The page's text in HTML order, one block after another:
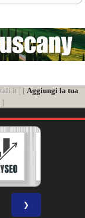
| [ Aggiungi la tua
]
❯